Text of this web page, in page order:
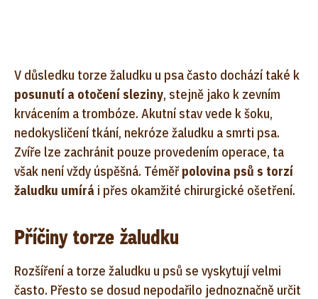
V důsledku torze žaludku u psa často dochází také k
posunutí a otočení sleziny, stejně jako k zevním
krvácením a trombóze. Akutní stav vede k šoku,
nedokysličení tkání, nekróze žaludku a smrti psa.
Zvíře lze zachránit pouze provedením operace, ta
však není vždy úspěšná. Téměřpolovina psů s torzí
žaludku umírá i přes okamžité chirurgické ošetření.
Příčiny torze žaludku
Rozšíření a torze žaludku u psů se vyskytují velmi
často. Přesto se dosud nepodařilo jednoznačně určit